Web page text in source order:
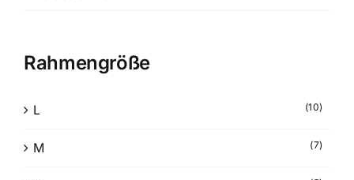
Rahmengröße
L (10)
M (7)